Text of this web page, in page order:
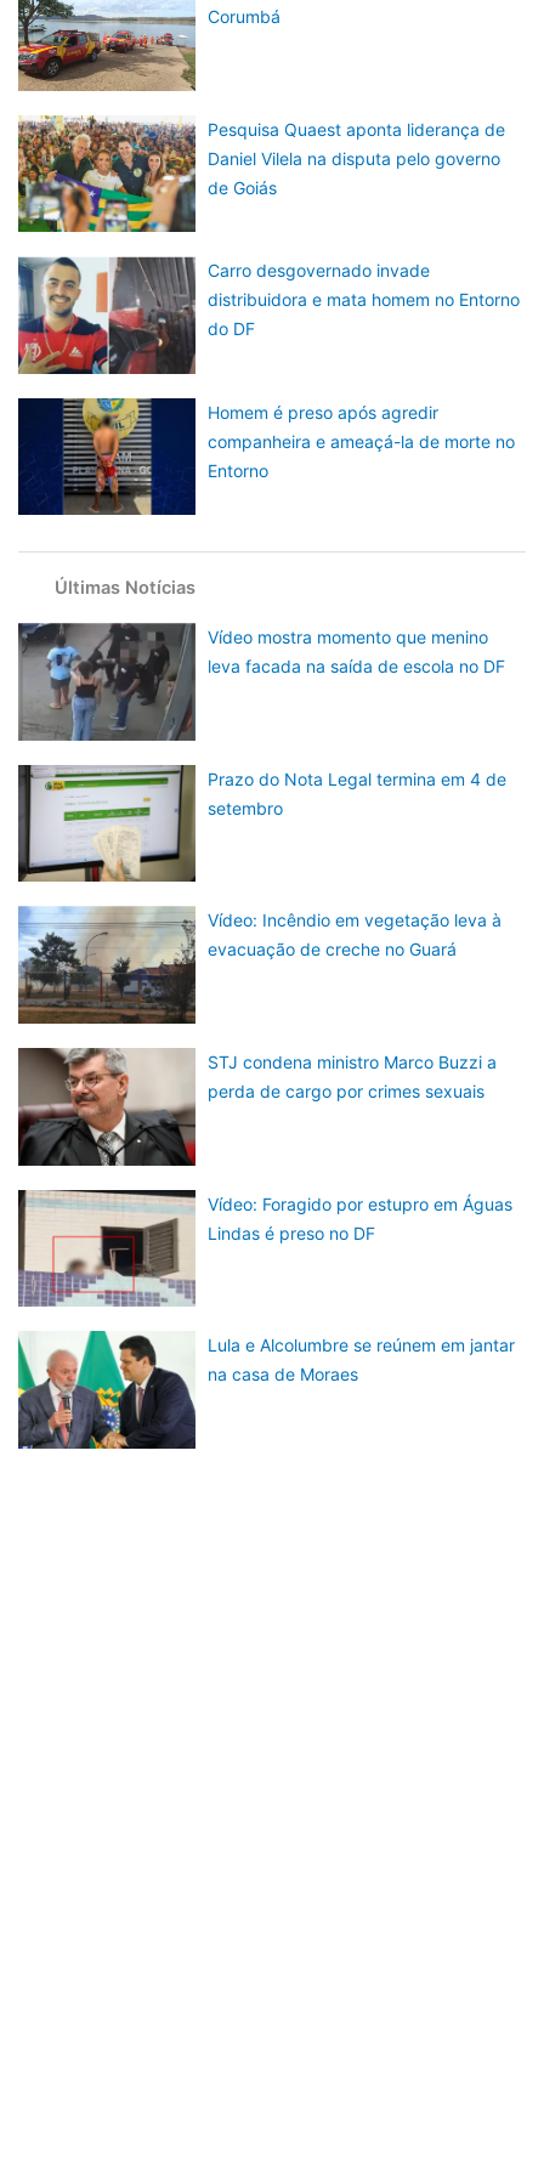
Corumbá
Pesquisa Quaest aponta liderança de
Daniel Vilela na disputa pelo governo
de Goiás
Carro desgovernado invade
distribuidora e mata homem no Entorno
do DF
Homem é preso após agredir
companheira e ameaçá-la de morte no
Entorno
Últimas Notícias
Vídeo mostra momento que menino
leva facada na saída de escola no DF
Prazo do Nota Legal termina em 4 de
setembro
Vídeo: Incêndio em vegetação leva à
evacuação de creche no Guará
STJ condena ministro Marco Buzzi a
perda de cargo por crimes sexuais
Vídeo: Foragido por estupro em Águas
Lindas é preso no DF
Lula e Alcolumbre se reúnem em jantar
na casa de Moraes